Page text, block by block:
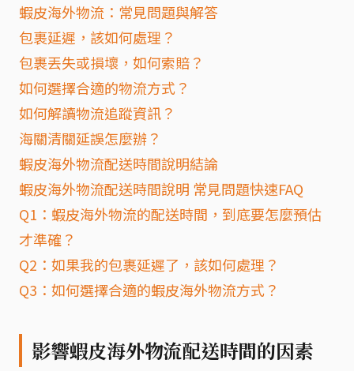
蝦皮海外物流：常見問題與解答
包裹延遲，該如何處理？
包裹丟失或損壞，如何索賠？
如何選擇合適的物流方式？
如何解讀物流追蹤資訊？
海關清關延誤怎麼辦？
蝦皮海外物流配送時間說明結論
蝦皮海外物流配送時間說明 常見問題快速FAQ
Q1：蝦皮海外物流的配送時間，到底要怎麼預估
才準確？
Q2：如果我的包裹延遲了，該如何處理？
Q3：如何選擇合適的蝦皮海外物流方式？
影響蝦皮海外物流配送時間的因素